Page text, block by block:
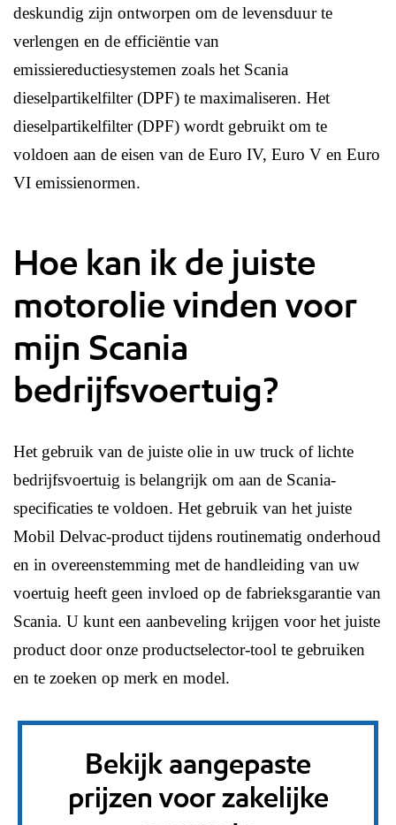
deskundig zijn ontworpen om de levensduur te
verlengen en de efficiëntie van
emissiereductiesystemen zoals het Scania
dieselpartikelfilter (DPF) te maximaliseren. Het
dieselpartikelfilter (DPF) wordt gebruikt om te
voldoen aan de eisen van de Euro IV, Euro V en Euro
VI emissienormen.
Hoe kan ik de juiste
motorolie vinden voor
mijn Scania
bedrijfsvoertuig?
Het gebruik van de juiste olie in uw truck of lichte
bedrijfsvoertuig is belangrijk om aan de Scania-
specificaties te voldoen. Het gebruik van het juiste
Mobil Delvac-product tijdens routinematig onderhoud
en in overeenstemming met de handleiding van uw
voertuig heeft geen invloed op de fabrieksgarantie van
Scania. U kunt een aanbeveling krijgen voor het juiste
product door onze productselector-tool te gebruiken
en te zoeken op merk en model.
Bekijk aangepaste
prijzen voor zakelijke